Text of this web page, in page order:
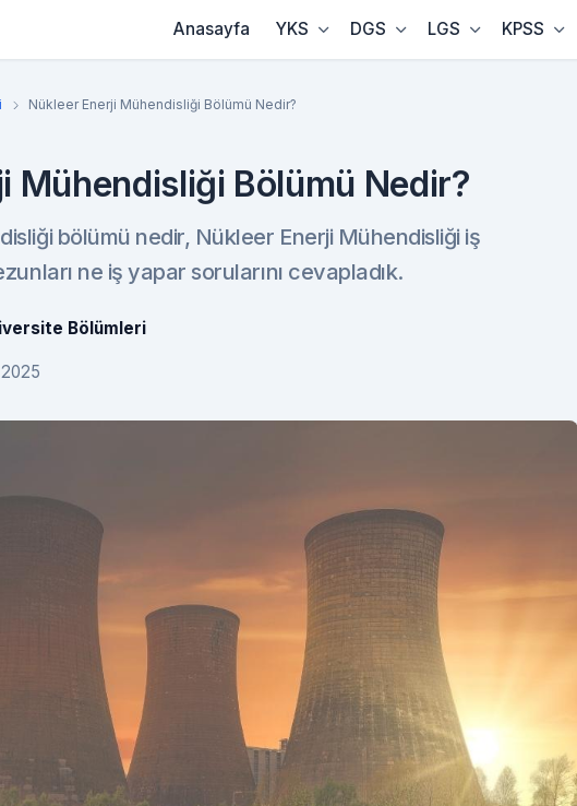
Anasayfa YKS DGS LGS KPSS
Nükleer Enerji Mühendisliği Bölümü Nedir?
Mühendisliği Bölümü Nedir?
bölümü nedir, Nükleer Enerji Mühendisliği iş
ne iş yapar sorularını cevapladık.
Bölümleri